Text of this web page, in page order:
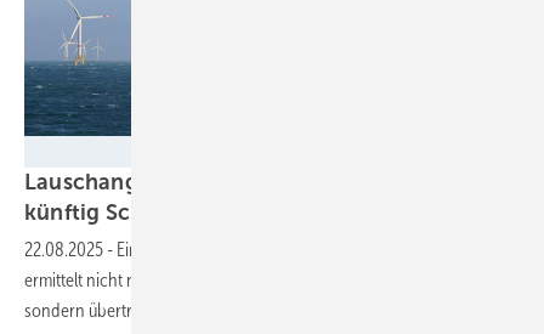
Lauschangriff aufs Rotorblatt: So können
künftig Schäden aus der Ferne erkannt
22.08.2025 - Ein neues Verfahren von zwei Fraunhofer-Instituten
ermittelt nicht nur mögliche Probleme per Körperschallmessung,
sondern überträgt auch nur die auffälligen